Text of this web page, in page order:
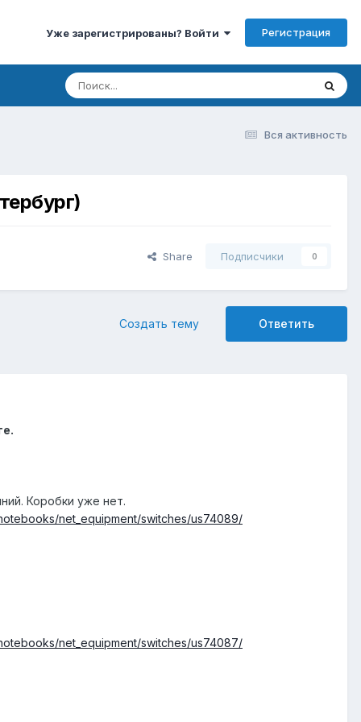
Уже зарегистрированы? Войти Регистрация
Вся активность
Share Подписчики 0
Ответить
Создать тему
Коробки уже нет.
net_equipment/switches/us74089/
net_equipment/switches/us74087/